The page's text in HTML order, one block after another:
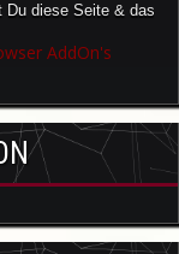
Du diese Seite & das
AddOn's